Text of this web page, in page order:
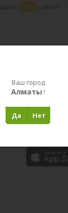
с PRO ценой!
Ваш город
Алматы?
Нет
Да